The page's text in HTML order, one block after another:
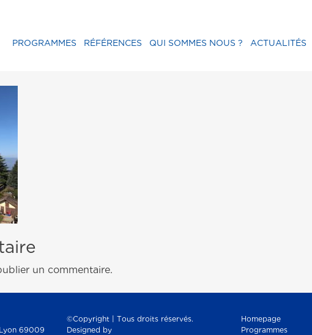
PROGRAMMES RÉFÉRENCES QUI SOMMES NOUS ? ACTUALITÉS
un commentaire.
69009
©Copyright | Tous droits réservés.
Designed by
Homepage
Programmes